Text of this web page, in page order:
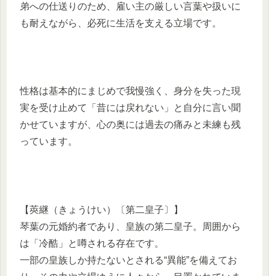
弟への仕送りのため、雇い主の厳しい言葉や扱いに
も耐えながら、必死に生活を支える立場です。
性格は基本的にまじめで我慢強く、身分を失った現
実を受け止めて「昔には戻れない」と自分に言い聞
かせていますが、心の奥には過去の痛みと未練も残
っています。
【莢継（きょうけい）〔第二皇子〕】
琴葉の元婚約者であり、皇族の第二皇子。周囲から
は「冷酷」と噂される存在です。
一部の皇族しか持たないとされる“異能”を備えてお